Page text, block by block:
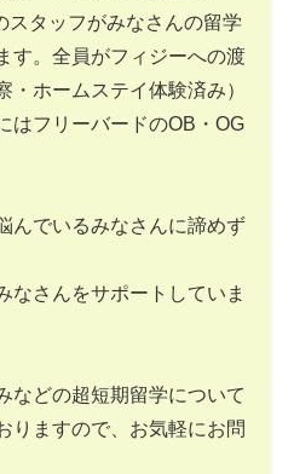
スタッフがみなさんの留学
す。全員がフィジーへの渡
・ホームステイ体験済み）
はフリーバードのOB・OG
んでいるみなさんに諦めず
なさんをサポートしていま
などの超短期留学について
りますので、お気軽にお問